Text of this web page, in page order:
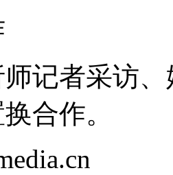
记者采访
合作。